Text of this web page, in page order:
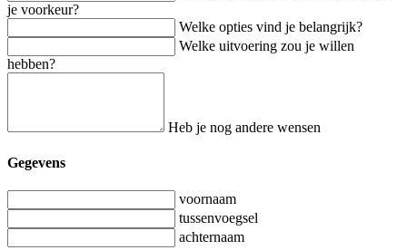
je voorkeur?
Welke opties vind je belangrijk?
Welke uitvoering zou je willen
hebben?
Heb je nog andere wensen
Gegevens
voornaam
tussenvoegsel
achternaam